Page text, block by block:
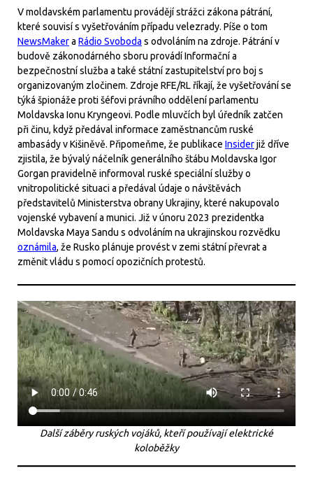
V moldavském parlamentu provádějí strážci zákona pátrání,
které souvisí s vyšetřováním případu velezrady. Píše o tom
NewsMakera Rádio Svoboda s odvoláním na zdroje. Pátrání v
budově zákonodárného sboru provádí Informační a
bezpečnostní služba a také státní zastupitelství pro boj s
organizovaným zločinem. Zdroje RFE/RL říkají, že vyšetřování se
týká špionáže proti šéfovi právního oddělení parlamentu
Moldavska Ionu Kryngeovi. Podle mluvčích byl úředník zatčen
při činu, když předával informace zaměstnancům ruské
ambasády v Kišiněvě. Připomeňme, že publikace Insiderjiž dříve
zjistila, že bývalý náčelník generálního štábu Moldavska Igor
Gorgan pravidelně informoval ruské speciální služby o
vnitropolitické situaci a předával údaje o návštěvách
představitelů Ministerstva obrany Ukrajiny, které nakupovalo
vojenské vybavení a munici. Již v únoru 2023 prezidentka
Moldavska Maya Sandu s odvoláním na ukrajinskou rozvědku
oznámila, že Rusko plánuje provést v zemi státní převrat a
změnit vládu s pomocí opozičních protestů.
Další záběry ruských vojáků, kteří používají elektrické
koloběžky